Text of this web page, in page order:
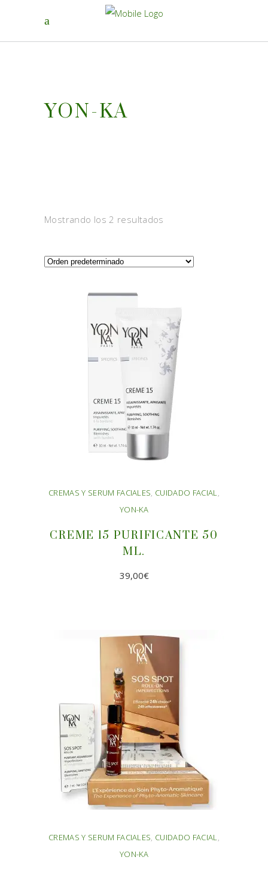
YON-KA
Mostrando los 2 resultados
CREMAS Y SERUM FACIALES, CUIDADO FACIAL,
YON-KA
CREME 15 PURIFICANTE 50
ML.
39,00€
CREMAS Y SERUM FACIALES, CUIDADO FACIAL,
YON-KA